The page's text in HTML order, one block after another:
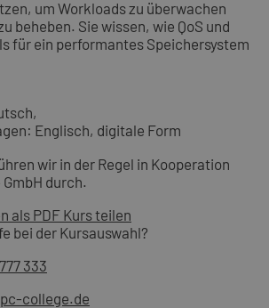
um Workloads zu überwachen
beheben. Sie wissen, wie QoS und
für ein performantes Speichersystem
Englisch, digitale Form
wir in der Regel in Kooperation
durch.
als PDF Kurs teilen
bei der Kursauswahl?
333
college.de